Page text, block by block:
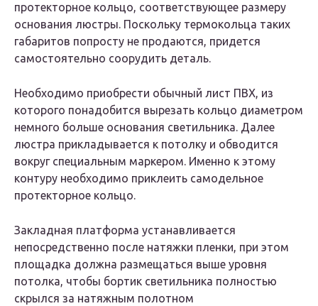
протекторное кольцо, соответствующее размеру
основания люстры. Поскольку термокольца таких
габаритов попросту не продаются, придется
самостоятельно соорудить деталь.
Необходимо приобрести обычный лист ПВХ, из
которого понадобится вырезать кольцо диаметром
немного больше основания светильника. Далее
люстра прикладывается к потолку и обводится
вокруг специальным маркером. Именно к этому
контуру необходимо приклеить самодельное
протекторное кольцо.
Закладная платформа устанавливается
непосредственно после натяжки пленки, при этом
площадка должна размещаться выше уровня
потолка, чтобы бортик светильника полностью
скрылся за натяжным полотном